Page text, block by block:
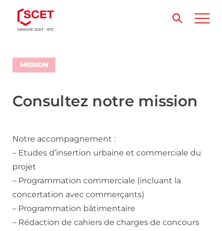
MISSION
Consultez notre mission
Notre accompagnement :
– Etudes d’insertion urbaine et commerciale du
projet
– Programmation commerciale (incluant la
concertation avec commerçants)
– Programmation bâtimentaire
– Rédaction de cahiers de charges de concours